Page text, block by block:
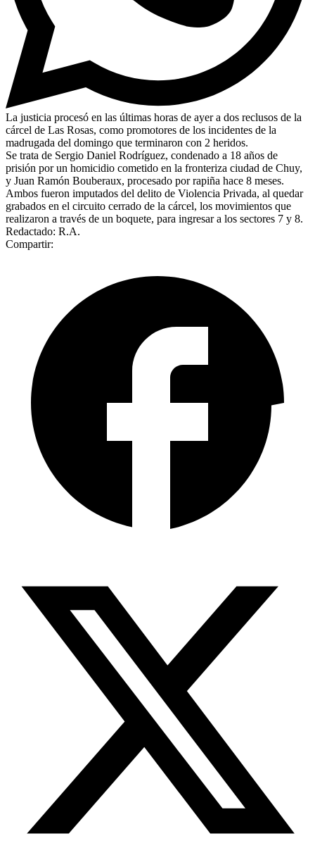
La justicia procesó en las últimas horas de ayer a dos reclusos de la
cárcel de Las Rosas, como promotores de los incidentes de la
madrugada del domingo que terminaron con 2 heridos.
Se trata de Sergio Daniel Rodríguez, condenado a 18 años de
prisión por un homicidio cometido en la fronteriza ciudad de Chuy,
y Juan Ramón Bouberaux, procesado por rapiña hace 8 meses.
Ambos fueron imputados del delito de Violencia Privada, al quedar
grabados en el circuito cerrado de la cárcel, los movimientos que
realizaron a través de un boquete, para ingresar a los sectores 7 y 8.
Redactado: R.A.
Compartir: